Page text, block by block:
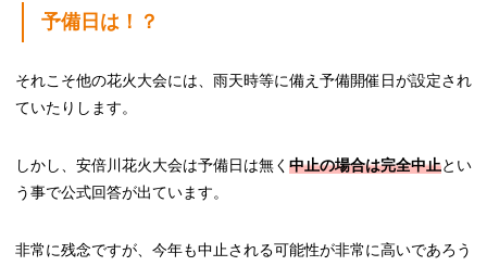
予備日は！？
それこそ他の花火大会には、雨天時等に備え予備開催日が設定され
ていたりします。
しかし、安倍川花火大会は予備日は無く 中止の場合は完全中止とい
う事で公式回答が出ています。
非常に残念ですが、今年も中止される可能性が非常に高いであろう